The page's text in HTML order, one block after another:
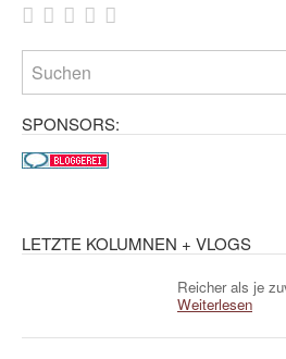
SPONSORS:
LETZTE KOLUMNEN + VLOGS
Reicher als je
Weiterlesen